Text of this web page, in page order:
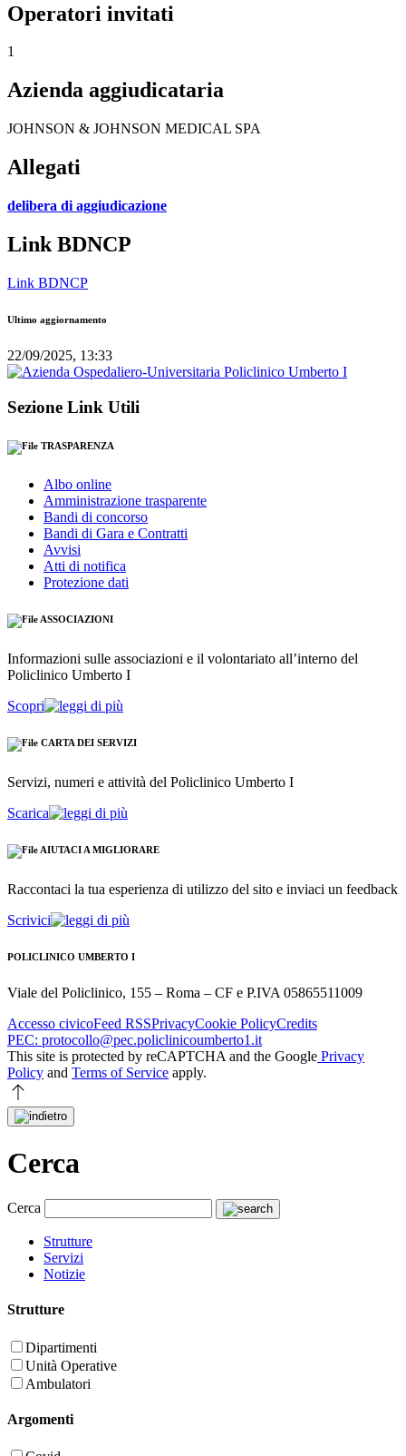
Operatori invitati
1
Azienda aggiudicataria
JOHNSON & JOHNSON MEDICAL SPA
Allegati
delibera di aggiudicazione
Link BDNCP
Link BDNCP
Ultimo aggiornamento
22/09/2025, 13:33
Sezione Link Utili
TRASPARENZA
Albo online
Amministrazione trasparente
Bandi di concorso
Bandi di Gara e Contratti
Avvisi
Atti di notifica
Protezione dati
ASSOCIAZIONI
Informazioni sulle associazioni e il volontariato all’interno del
Policlinico Umberto I
Scopri
CARTA DEI SERVIZI
Servizi, numeri e attività del Policlinico Umberto I
Scarica
AIUTACI A MIGLIORARE
Raccontaci la tua esperienza di utilizzo del sito e inviaci un feedback
Scrivici
POLICLINICO UMBERTO I
Viale del Policlinico, 155 – Roma – CF e P.IVA 05865511009
Accesso civicoFeed RSSPrivacyCookie PolicyCredits
PEC: protocollo@pec.policlinicoumberto1.it
This site is protected by reCAPTCHA and the Google Privacy
Policy and Terms of Service apply.
Cerca
Cerca
Strutture
Servizi
Notizie
Strutture
Dipartimenti
Unità Operative
Ambulatori
Argomenti